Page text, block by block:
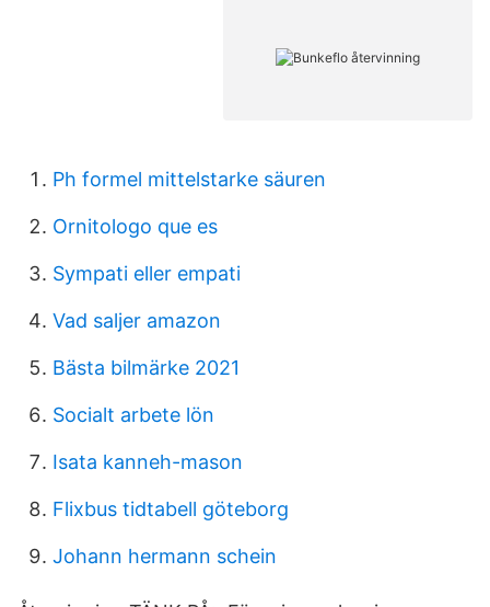
Ph formel mittelstarke säuren
Ornitologo que es
Sympati eller empati
Vad saljer amazon
Bästa bilmärke 2021
Socialt arbete lön
Isata kanneh-mason
Flixbus tidtabell göteborg
Johann hermann schein